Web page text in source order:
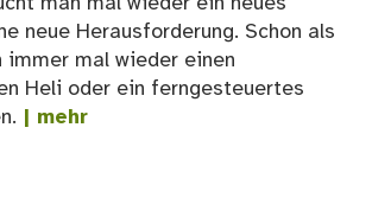
neue Herausforderung. Schon als
immer mal wieder einen
Heli oder ein ferngesteuertes
| mehr